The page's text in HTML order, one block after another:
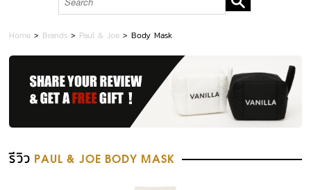
Home > Brands > Paul & Joe >Body Mask
รีวิว PAUL & JOE BODY MASK